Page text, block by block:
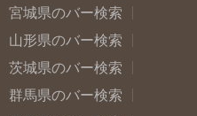
宮城県のバー検索
山形県のバー検索
茨城県のバー検索
群馬県のバー検索